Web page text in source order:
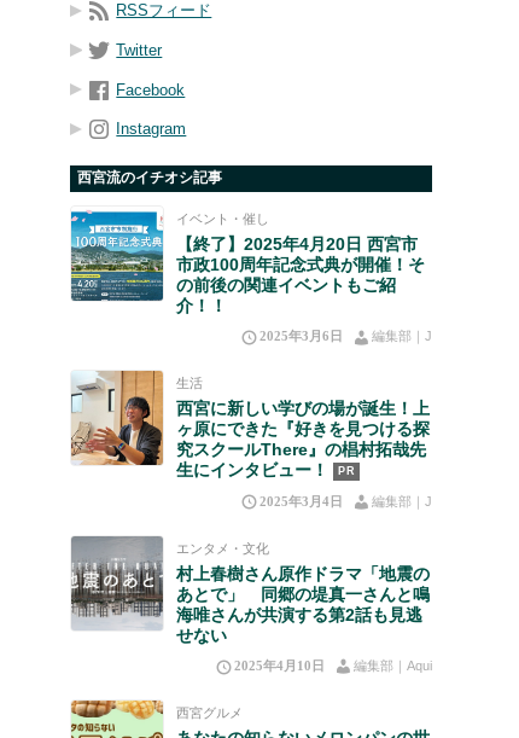
RSSフィード
Twitter
Facebook
Instagram
西宮流のイチオシ記事
イベント・催し
【終了】2025年4月20日 西宮市
市政100周年記念式典が開催！そ
の前後の関連イベントもご紹
介！！
2025年3月6日 編集部｜J
生活
西宮に新しい学びの場が誕生！上
ヶ原にできた『好きを見つける探
究スクールThere』の椙村拓哉先
生にインタビュー！
PR
2025年3月4日 編集部｜J
エンタメ・文化
村上春樹さん原作ドラマ「地震の
あとで」 同郷の堤真一さんと鳴
海唯さんが共演する第2話も見逃
せない
2025年4月10日 編集部｜Aqui
西宮グルメ